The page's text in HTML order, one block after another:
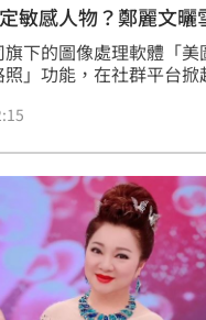
敏感人物？鄭麗文曬
下的圖像處理軟體「
」功能，在社群平台
敏感信息」警示，連中
今（3日）在臉書發布
被判為敏感人物。